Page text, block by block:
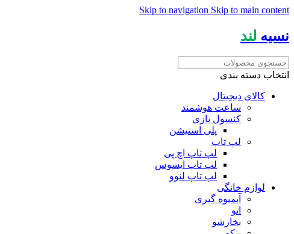
Skip to navigation Skip to main content
نسیه لند
انتخاب دسته بندی
کالای دیجیتال
ساعت هوشمند
کنسول بازی
پلی استیشن
لپ تاپ
لپ تاپ اچ پی
لپ تاپ ایسوس
لپ تاپ لنوو
لوازم خانگی
آبمیوه گیری
اتو
بخارشو